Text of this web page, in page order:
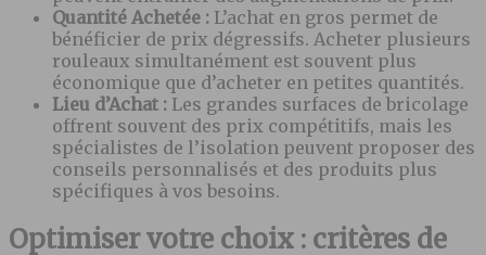
Quantité Achetée : L’achat en gros permet de
bénéficier de prix dégressifs. Acheter plusieurs
rouleaux simultanément est souvent plus
économique que d’acheter en petites quantités.
Lieu d’Achat : Les grandes surfaces de bricolage
offrent souvent des prix compétitifs, mais les
spécialistes de l’isolation peuvent proposer des
conseils personnalisés et des produits plus
spécifiques à vos besoins.
Optimiser votre choix : critères de